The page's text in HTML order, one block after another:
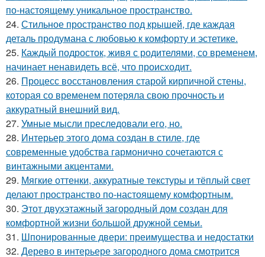
по-настоящему уникальное пространство.
24. Стильное пространство под крышей, где каждая
деталь продумана с любовью к комфорту и эстетике.
25. Каждый подросток, живя с родителями, со временем,
начинает ненавидеть всё, что происходит.
26. Процесс восстановления старой кирпичной стены,
которая со временем потеряла свою прочность и
аккуратный внешний вид.
27. Умные мысли преследовали его, но.
28. Интерьер этого дома создан в стиле, где
современные удобства гармонично сочетаются с
винтажными акцентами.
29. Мягкие оттенки, аккуратные текстуры и тёплый свет
делают пространство по-настоящему комфортным.
30. Этот двухэтажный загородный дом создан для
комфортной жизни большой дружной семьи.
31. Шпонированные двери: преимущества и недостатки
32. Дерево в интерьере загородного дома смотрится